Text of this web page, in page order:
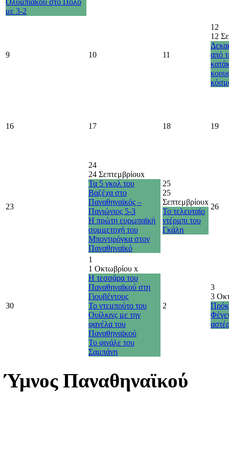
με 3-2
9 10 11
12
12
από
16 17 18 19
23
24
24 Σεπτεμβρίουx
Τα 5 γκολ του
Βαζέχα στο
Παναθηναϊκός –
Πανιώνιος 5-3
Η πρώτη ευρωπαϊκή
συμμετοχή του
Μποντιρόγκα στον
Παναθηναϊκό
25
25
Σεπτεμβρίουx
Το τελευταίο
ντέρμπι του
Γκάλη
26
30
1
1 Οκτωβρίου x
Η τεσσάρα του
Παναθηναϊκού στη
Γιουβέντους
Το ντεμπούτο του
Ουίλκινς με την
φανέλα του
Παναθηναϊκού
Το φινάλε του
Σαμπάνη
2
3
3
Ύμνος Παναθηναϊκού